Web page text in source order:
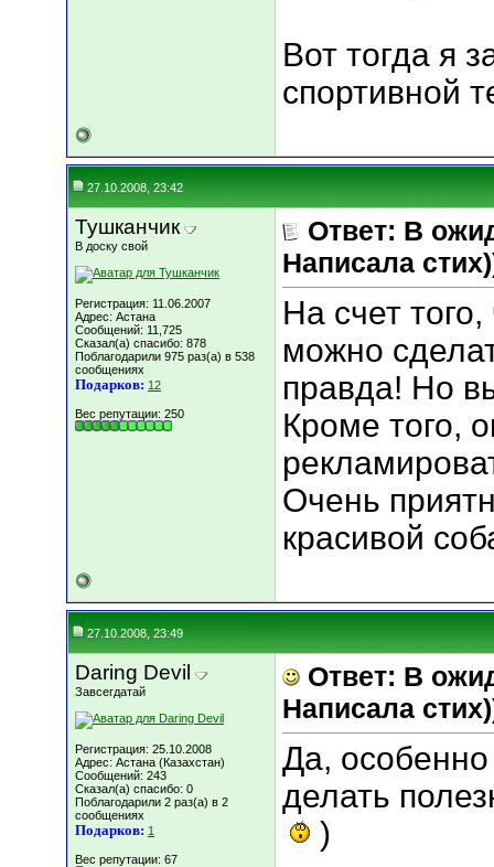
Вот тогда я
спортивной
27.10.2008, 23:42
Тушканчик
В доску свой
Регистрация: 11.06.2007
Адрес: Астана
Сообщений: 11,725
Сказал(а) спасибо: 878
Поблагодарили 975 раз(а) в 538
сообщениях
Подарков: 12
Вес репутации: 250
Ответ: В
Написала
На счет
можно
правда! Но
Кроме того,
Очень
красивой
27.10.2008, 23:49
Daring Devil
Завсегдатай
Регистрация: 25.10.2008
Адрес: Астана (Казахстан)
Сообщений: 243
Сказал(а) спасибо: 0
Поблагодарили 2 раз(а) в 2
сообщениях
Подарков: 1
Вес репутации: 67
Ответ: В
Написала
Да, особенно
делать
)